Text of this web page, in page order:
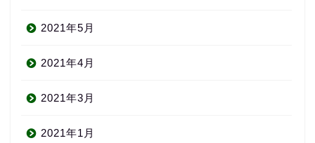
2021年5月
2021年4月
2021年3月
2021年1月